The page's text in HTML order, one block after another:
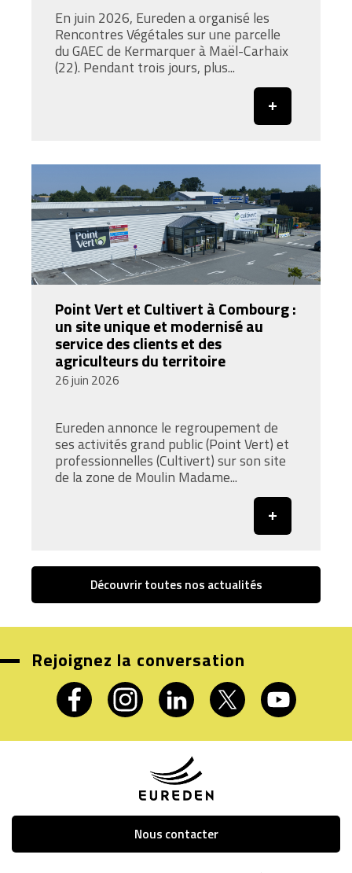
En juin 2026, Eureden a organisé les
Rencontres Végétales sur une parcelle
du GAEC de Kermarquer à Maël-Carhaix
(22). Pendant trois jours, plus...
Point Vert et Cultivert à Combourg :
un site unique et modernisé au
service des clients et des
agriculteurs du territoire
26 juin 2026
Eureden annonce le regroupement de
ses activités grand public (Point Vert) et
professionnelles (Cultivert) sur son site
de la zone de Moulin Madame...
Découvrir toutes nos actualités
Rejoignez la conversation
Nous contacter